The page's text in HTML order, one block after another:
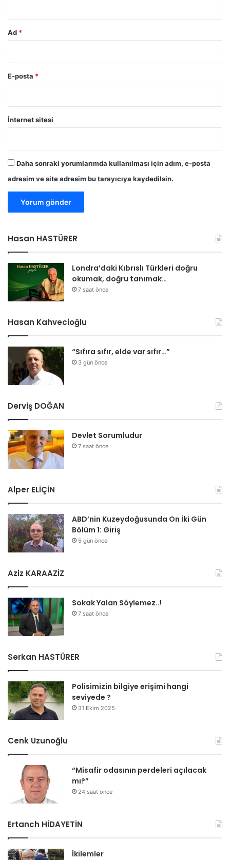
n
e
t
g
e
l
i
Ad *
E-posta *
İnternet sitesi
Daha sonraki yorumlarımda kullanılması için adım, e-posta
adresim ve site adresim bu tarayıcıya kaydedilsin.
Hasan HASTÜRER
Londra’daki Kıbrıslı Türkleri doğru
okumak, doğru tanımak…
7 saat önce
Hasan Kahvecioğlu
“Sıfıra sıfır, elde var sıfır…”
3 gün önce
Derviş DOĞAN
Devlet Sorumludur
7 saat önce
Alper ELİÇİN
ABD’nin Kuzeydoğusunda On İki Gün
Bölüm 1: Giriş
5 gün önce
Aziz KARAAZİZ
Sokak Yalan Söylemez..!
7 saat önce
Serkan HASTÜRER
Polisimizin bilgiye erişimi hangi
seviyede ?
31 Ekim 2025
Cenk Uzunoğlu
“Misafir odasının perdeleri açılacak
mı?”
24 saat önce
Ertanch HİDAYETİN
İkilemler